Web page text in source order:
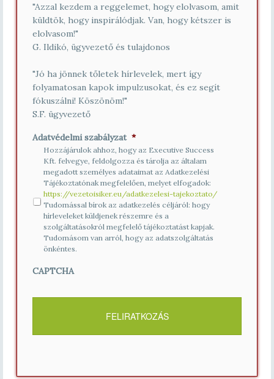
"Azzal kezdem a reggelemet, hogy elolvasom, amit
küldtök, hogy inspirálódjak. Van, hogy kétszer is
elolvasom!"
G. Ildikó, ügyvezető és tulajdonos
"Jó ha jönnek tőletek hírlevelek, mert így
folyamatosan kapok impulzusokat, és ez segít
fókuszálni! Köszönöm!"
S.F. ügyvezető
Adatvédelmi szabályzat *
Hozzájárulok ahhoz, hogy az Executive Success
Kft. felvegye, feldolgozza és tárolja az általam
megadott személyes adataimat az Adatkezelési
Tájékoztatónak megfelelően, melyet elfogadok:
https://vezetoisiker.eu/adatkezelesi-tajekoztato/
Tudomással bírok az adatkezelés céljáról: hogy
hírleveleket küldjenek részemre és a
szolgáltatásokról megfelelő tájékoztatást kapjak.
Tudomásom van arról, hogy az adatszolgáltatás
önkéntes.
CAPTCHA